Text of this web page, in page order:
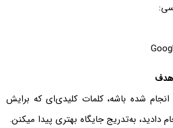
شده باشه، کلمات کلیدی‌ای که برایش
دادید، به‌تدریج جایگاه بهتری پیدا میکنن.